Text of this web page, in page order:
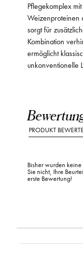
PRODUKT
Bisher wurden
Sie nicht, Ihre
erste Bewertung!
Pflegekomplex
Weizenproteinen
sorgt für
Kombination
ermöglicht
unkonventionelle